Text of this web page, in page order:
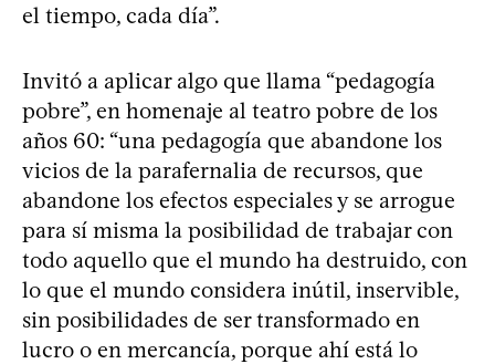
el tiempo, cada día”.
Invitó a aplicar algo que llama “pedagogía
pobre”, en homenaje al teatro pobre de los
años 60: “una pedagogía que abandone los
vicios de la parafernalia de recursos, que
abandone los efectos especiales y se arrogue
para sí misma la posibilidad de trabajar con
todo aquello que el mundo ha destruido, con
lo que el mundo considera inútil, inservible,
sin posibilidades de ser transformado en
lucro o en mercancía, porque ahí está lo